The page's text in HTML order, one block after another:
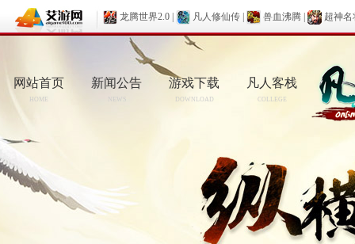
龙腾世界2.0 凡人修仙传 兽血沸腾 超神名
网站首页
HOME
新闻公告
NEWS
游戏下载
DOWNLOAD
凡人客栈
COLLEGE